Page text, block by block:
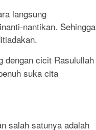
langsung
nantikan. Sehingga
dengan cicit Rasulullah
suka cita
salah satunya adalah